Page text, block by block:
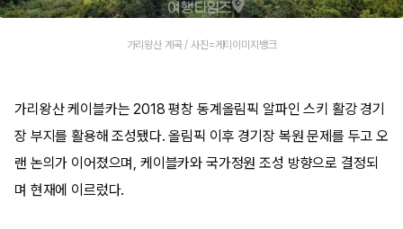
가리왕산 계곡 / 사진=게티이미지뱅크
가리왕산 케이블카는 2018 평창 동계올림픽 알파인 스키 활강 경기
장 부지를 활용해 조성됐다. 올림픽 이후 경기장 복원 문제를 두고 오
랜 논의가 이어졌으며, 케이블카와 국가정원 조성 방향으로 결정되
며 현재에 이르렀다.